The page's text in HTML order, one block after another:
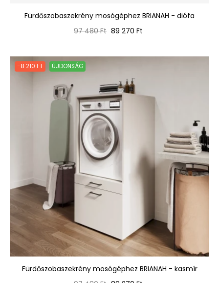
Fürdőszobaszekrény mosógéphez BRIANAH - diófa
Normál
97 480 Ft Ár
89 270 Ft
-8 210 FT ÚJDONSÁG
Fürdőszobaszekrény mosógéphez BRIANAH - kasmír